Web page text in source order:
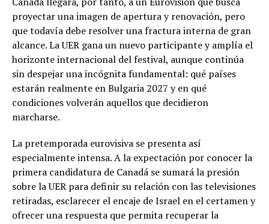
proyectar una imagen de apertura y renovación, pero
que todavía debe resolver una fractura interna de gran
alcance. La UER gana un nuevo participante y amplía el
horizonte internacional del festival, aunque continúa
sin despejar una incógnita fundamental: qué países
estarán realmente en Bulgaria 2027 y en qué
condiciones volverán aquellos que decidieron
marcharse.
La pretemporada eurovisiva se presenta así
especialmente intensa. A la expectación por conocer la
primera candidatura de Canadá se sumará la presión
sobre la UER para definir su relación con las televisiones
retiradas, esclarecer el encaje de Israel en el certamen y
ofrecer una respuesta que permita recuperar la